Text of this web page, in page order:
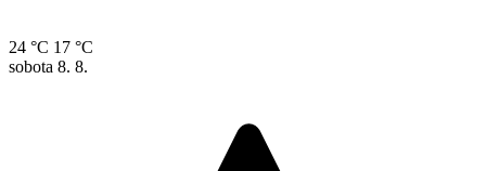
24 °C 17 °C
sobota 8. 8.